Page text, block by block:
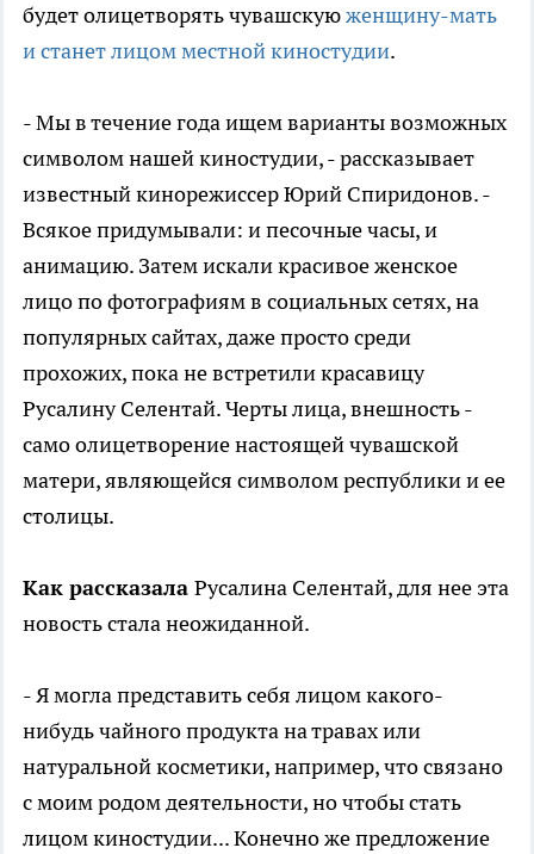
будет олицетворять чувашскуюженщину-мать
и станет лицом местной киностудии.
- Мы в течение года ищем варианты возможных
символом нашей киностудии, - рассказывает
известный кинорежиссер Юрий Спиридонов. -
Всякое придумывали: и песочные часы, и
анимацию. Затем искали красивое женское
лицо по фотографиям в социальных сетях, на
популярных сайтах, даже просто среди
прохожих, пока не встретили красавицу
Русалину Селентай. Черты лица, внешность -
само олицетворение настоящей чувашской
матери, являющейся символом республики и ее
столицы.
Как рассказала Русалина Селентай, для нее эта
новость стала неожиданной.
- Я могла представить себя лицом какого-
нибудь чайного продукта на травах или
натуральной косметики, например, что связано
с моим родом деятельности, но чтобы стать
лицом киностудии... Конечно же предложение